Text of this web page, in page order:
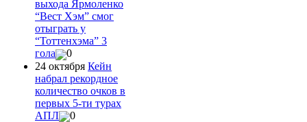
выхода Ярмоленко
“Вест Хэм” смог
отыграть у
“Тоттенхэма” 3
гола
0
24 октября Кейн
набрал рекордное
количество очков в
первых 5-ти турах
АПЛ
0